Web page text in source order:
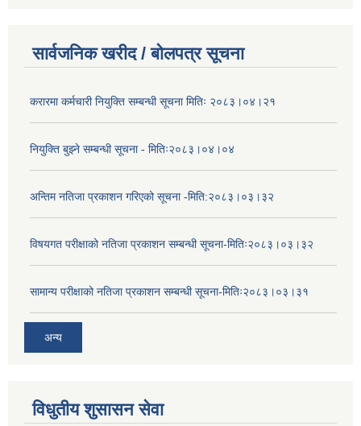
सार्वजनिक खरीद / बोलपत्र सूचना
करारमा कर्मचारी नियुक्ति सम्बन्धी सूचना मितिः २०८३।०४।२१
नियुक्ति बुझ्ने सम्बन्धी सूचना - मितिः२०८३।०४।०४
अन्तिम नतिजा प्रकाशन गरिएको सूचना -मिति:२०८३।०३।३२
विषयगत परीक्षाको नतिजा प्रकाशन सम्बन्धी सूचना-मितिः२०८३।०३।३२
सामान्य परीक्षाको नतिजा प्रकाशन सम्बन्धी सूचना-मितिः२०८३।०३।३१
अन्य
विधुतीय शुसासन सेवा